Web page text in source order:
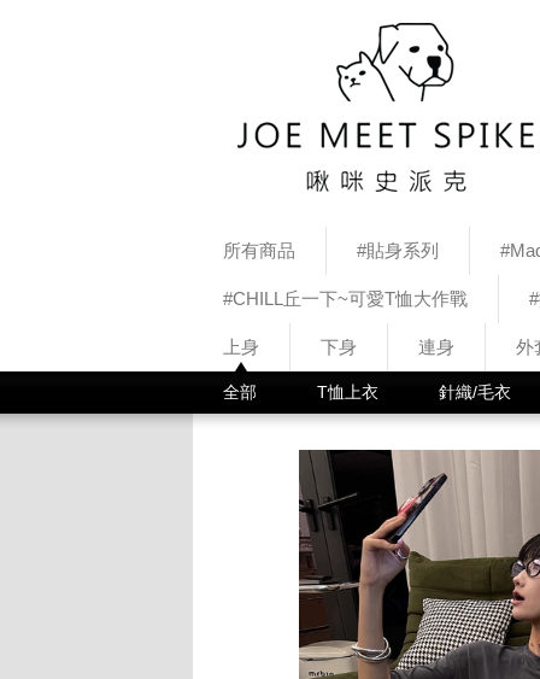
所有商品 #貼身系列
#CHILL丘一下~可愛T恤大作戰
上身 下身 連身 外
全部 T恤上衣 針織/毛衣